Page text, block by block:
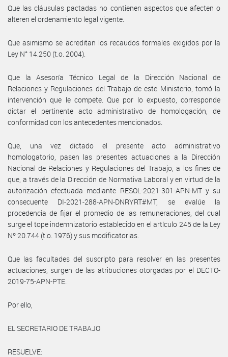
Que las cláusulas pactadas no contienen aspectos que afecten o
alteren el ordenamiento legal vigente.
Que asimismo se acreditan los recaudos formales exigidos por la
Ley N° 14.250 (t.o. 2004).
Que la Asesoría Técnico Legal de la Dirección Nacional de
Relaciones y Regulaciones del Trabajo de este Ministerio, tomó la
intervención que le compete. Que por lo expuesto, corresponde
dictar el pertinente acto administrativo de homologación, de
conformidad con los antecedentes mencionados.
Que, una vez dictado el presente acto administrativo
homologatorio, pasen las presentes actuaciones a la Dirección
Nacional de Relaciones y Regulaciones del Trabajo, a los fines de
que, a través de la Dirección de Normativa Laboral y en virtud de la
autorización efectuada mediante RESOL-2021-301-APN-MT y su
consecuente DI-2021-288-APN-DNRYRT#MT, se evalúe la
procedencia de fijar el promedio de las remuneraciones, del cual
surge el tope indemnizatorio establecido en el artículo 245 de la Ley
Nº 20.744 (t.o. 1976) y sus modificatorias.
Que las facultades del suscripto para resolver en las presentes
actuaciones, surgen de las atribuciones otorgadas por el DECTO-
2019-75-APN-PTE.
Por ello,
EL SECRETARIO DE TRABAJO
RESUELVE: